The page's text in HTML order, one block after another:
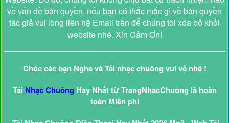
về vấn đề bản quyền, nếu bạn có thắc mắc gì về bản quyền
tác giả vui lòng liên hệ Email trên để chúng tôi xóa bỏ khỏi
website nhé. Xin Cảm Ơn!
Chúc các bạn Nghe và Tải nhạc chuông vui vẻ nhé !
Tải Nhạc Chuông Hay Nhất từ TrangNhacChuong là hoàn
toàn Miễn phí